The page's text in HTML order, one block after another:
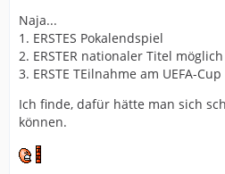
Naja...
1. ERSTES Pokalendspiel
2. ERSTER nationaler Titel möglich
3. ERSTE TEilnahme am UEFA-Cup
Ich finde, dafür hätte man sich
können.